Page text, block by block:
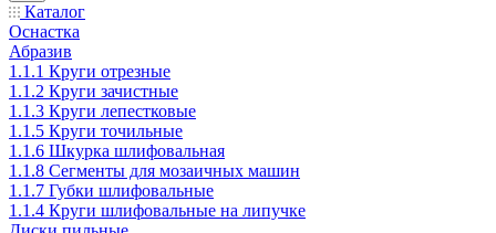
Каталог
Оснастка
Абразив
1.1.1 Круги отрезные
1.1.2 Круги зачистные
1.1.3 Круги лепестковые
1.1.5 Круги точильные
1.1.6 Шкурка шлифовальная
1.1.8 Сегменты для мозаичных машин
1.1.7 Губки шлифовальные
1.1.4 Круги шлифовальные на липучке